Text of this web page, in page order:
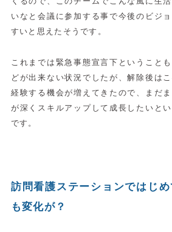
いなと会議に参加する事で今後のビジ
すいと思えたそうです。
これまでは緊急事態宣言下ということ
どが出来ない状況でしたが、解除後は
経験する機会が増えてきたので、まだ
が深くスキルアップして成長したいと
です。
訪問看護ステーションではじ
も変化が？